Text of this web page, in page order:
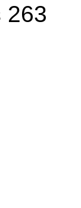
263